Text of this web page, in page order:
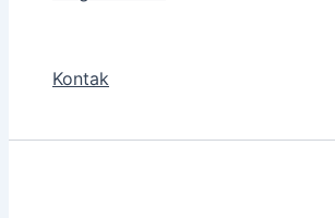
Kontak